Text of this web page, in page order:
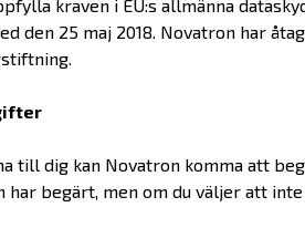
kraven i EU:s allmänna
den 25 maj 2018. Novatron har
till dig kan Novatron komma att
begärt, men om du väljer att